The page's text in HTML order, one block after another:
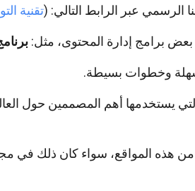
الرسمي عبر الرابط التالي: (تقنية
بعض برامج إدارة المحتوى، مثل:
وخطوات بسيطة.
يستخدمها أهم المصممين حول
هذه المواقع، سواء كان ذلك في